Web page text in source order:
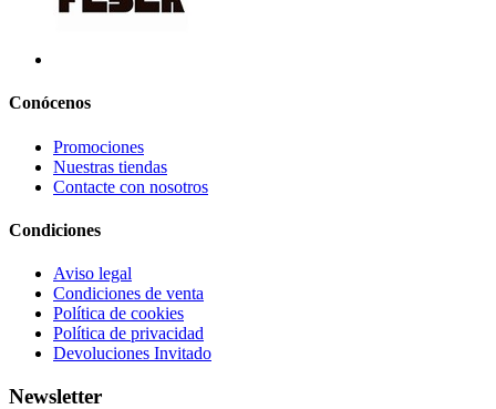
Conócenos
Promociones
Nuestras tiendas
Contacte con nosotros
Condiciones
Aviso legal
Condiciones de venta
Política de cookies
Política de privacidad
Devoluciones Invitado
Newsletter